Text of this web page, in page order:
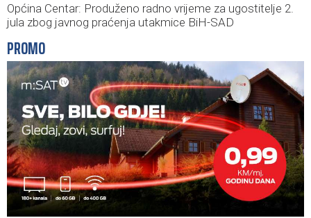
Općina Centar: Produženo radno vrijeme za ugostitelje 2.
jula zbog javnog praćenja utakmice BiH-SAD
PROMO